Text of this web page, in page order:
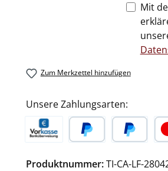
Mit
Zum Merkzettel hinzufügen
Unsere Zahlungsarten:
Produktnummer:TI-CA-LF-